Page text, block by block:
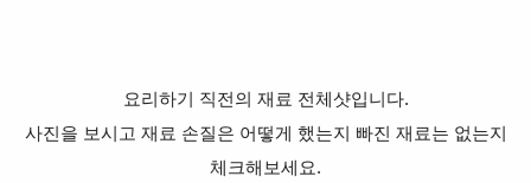
요리하기 직전의 재료 전체샷입니다.
사진을 보시고 재료 손질은 어떻게 했는지 빠진 재료는 없는지
체크해보세요.